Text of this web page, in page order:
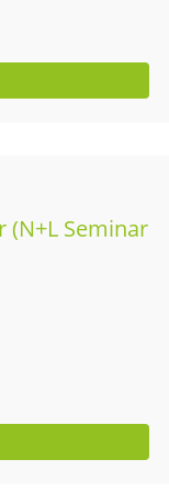
(N+L Seminar